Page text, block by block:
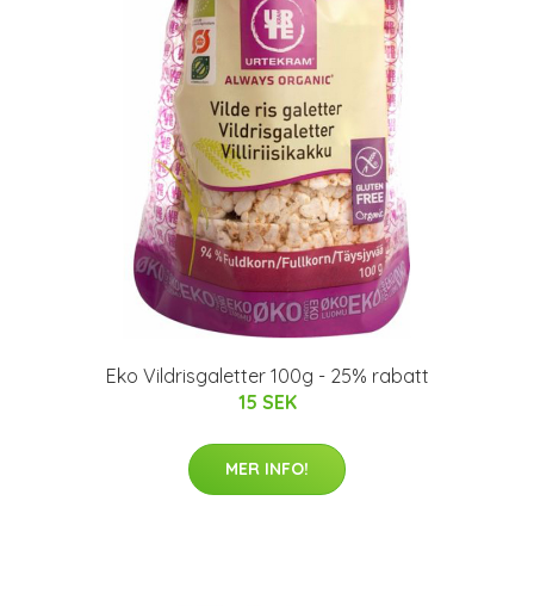
Eko Vildrisgaletter 100g - 25% rabatt
15 SEK
MER INFO!